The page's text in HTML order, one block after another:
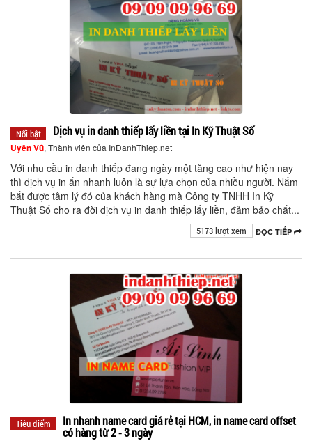
Nổi bật Dịch vụ in danh thiếp lấy liền tại In Kỹ Thuật Số
Uyên Vũ, Thành viên của InDanhThiep.net
Với nhu cầu in danh thiếp đang ngày một tăng cao như hiện nay
thì dịch vụ in ấn nhanh luôn là sự lựa chọn của nhiều người. Nắm
bắt được tâm lý đó của khách hàng mà Công ty TNHH In Kỹ
Thuật Số cho ra đời dịch vụ in danh thiếp lấy liền, đảm bảo chất...
ĐỌC TIẾP
5173 lượt xem
Tiêu điểm
In nhanh name card giá rẻ tại HCM, in name card offset
có hàng từ 2 - 3 ngày